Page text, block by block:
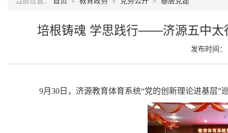
培根铸魂 学思践行——济源五中太
发布时间
9月30日，济源教育体育系统“党的创新理论进基层